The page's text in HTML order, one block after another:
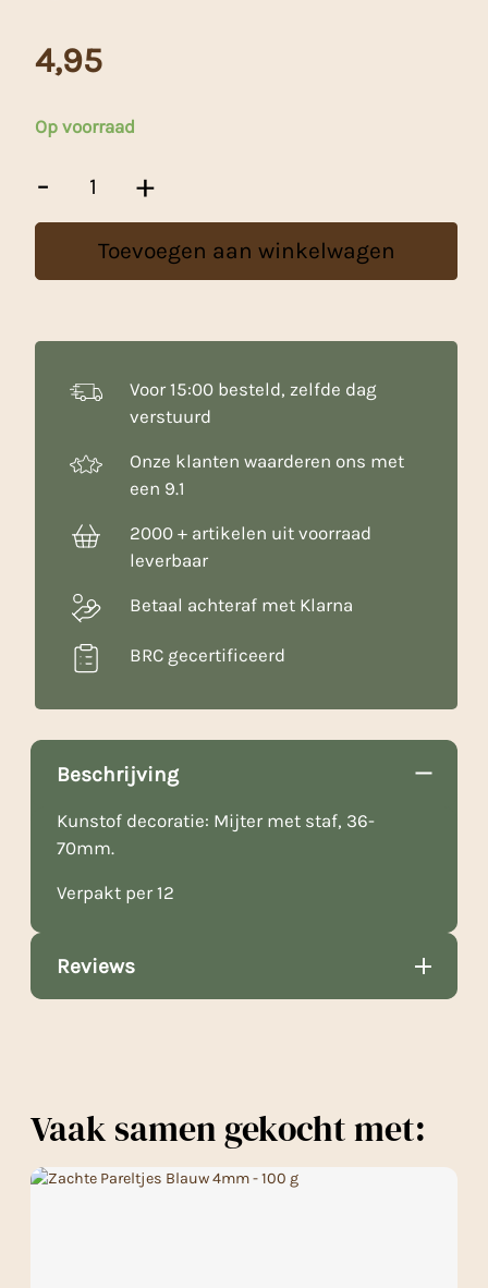
4,95
Op voorraad
-
Met
12stuks
+
Toevoegen aan winkelwagen
Voor 15:00 besteld, zelfde dag
verstuurd
Onze klanten waarderen ons met
een 9.1
2000 + artikelen uit voorraad
leverbaar
Betaal achteraf met Klarna
BRC gecertificeerd
Beschrijving
Kunstof decoratie: Mijter met staf, 36-
70mm.
Verpakt per 12
Reviews
Vaak samen gekocht met: